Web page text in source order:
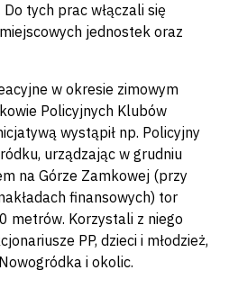
tych prac włączali się
jednostek oraz
w okresie zimowym
Policyjnych Klubów
wystąpił np. Policyjny
urządzając w grudniu
na Górze Zamkowej (przy
finansowych) tor
metrów. Korzystali z niego
PP, dzieci i młodzież,
i okolic.